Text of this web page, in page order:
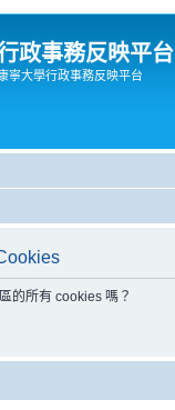
政事務反映平台
康寧大學行政事務反映平台
的所有 cookies 嗎？